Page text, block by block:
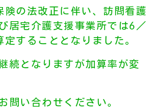
険の法改正に伴い、訪問看護
居宅介護支援事業所では6／
することとなりました。
続となりますが加算率が変
問い合わせください。